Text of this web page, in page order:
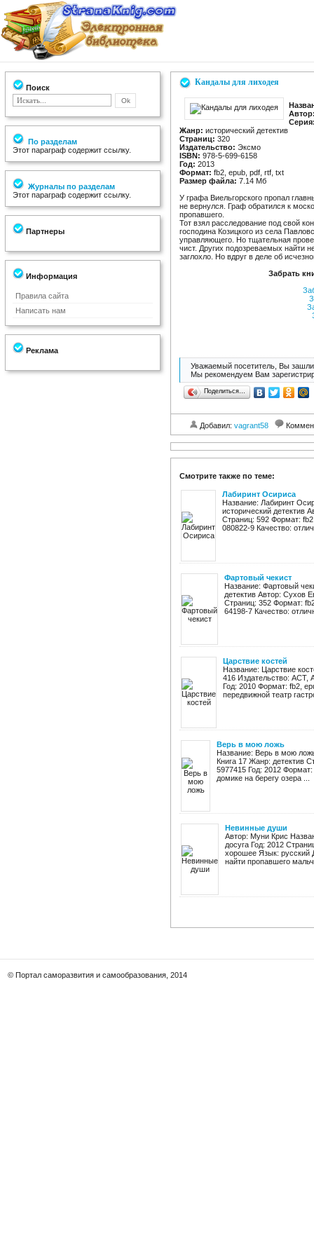
Поиск
По разделам
Этот параграф содержит ссылку.
Журналы по разделам
Этот параграф содержит ссылку.
Партнеры
Информация
Правила сайта
Написать нам
Реклама
Кандалы для лиходея
Жанр: исторический детектив
Страниц: 320
Издательство: Эксмо
ISBN: 978-5-699-6158
Год: 2013
Формат: fb2, epub, pdf, rtf, txt
Размер файла: 7.14 Мб
У графа Виельгорского пропал
не вернулся. Граф обратился к
пропавшего.
Тот взял расследование под свой
господина Козицкого из села
управляющего. Но тщательная
чист. Других подозреваемых найти
заглохло. Но вдруг в деле об
Забрать
Уважаемый посетитель, Вы зашли
Мы рекомендуем Вам
Поделиться…
Добавил: vagrant58
Смотрите также по теме:
Лабиринт Осириса
Название: Лабиринт
исторический детектив
Страниц: 592 Формат:
080822-9 Качество:
Фартовый чекист
Название: Фартовый
детектив Автор: Сухов
Страниц: 352 Формат:
64198-7 Качество:
Царствие костей
Название: Царствие
416 Издательство: ACT,
Год: 2010 Формат: fb2,
передвижной театр
Верь в мою ложь
Название: Верь в мою
Книга 17 Жанр: детектив
5977415 Год: 2012
домике на берегу озера ...
Невинные души
Автор: Муни Крис
досуга Год: 2012
хорошее Язык: русский
найти пропавшего
© Портал саморазвития и самообразования, 2014